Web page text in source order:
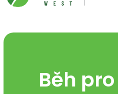
Běh